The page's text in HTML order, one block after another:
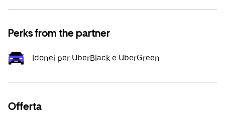
Perks from the partner
Idonei per UberBlack e UberGreen
Offerta